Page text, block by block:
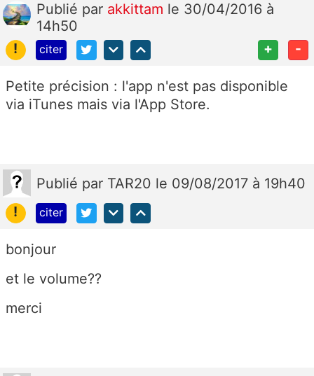
Publié par akkittam le 30/04/2016 à
14h50
!
citer + -
Petite précision : l'app n'est pas disponible
via iTunes mais via l'App Store.
Publié par TAR20 le 09/08/2017 à 19h40
!
citer
bonjour
et le volume??
merci